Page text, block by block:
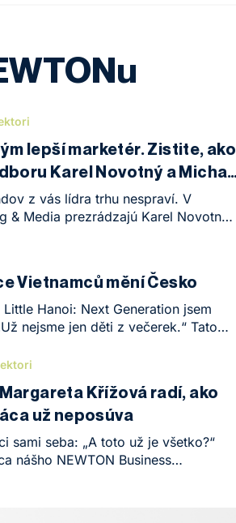
lepší marketér. Zistite, ako
Karel Novotný a Michal
z vás lídra trhu nespraví. V
& Media prezrádzajú Karel Novotný
z exkluzívnych blokov), prečo
strategické myslenie a aké
marketérov od tých
Vietnamců mění Česko
Hanoi: Next Generation jsem
nejsme jen děti z večerek.“ Tato
kterou v Česku prochází
odlišných kultur, si dnes
berou slovo. A dělají to
Křížová radí, ako
už neposúva
sami seba: „A toto už je všetko?“
nášho NEWTON Business